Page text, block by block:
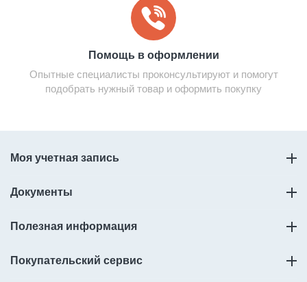
Помощь в оформлении
Опытные специалисты проконсультируют и помогут
подобрать нужный товар и оформить покупку
Моя учетная запись
Документы
Полезная информация
Покупательский сервис